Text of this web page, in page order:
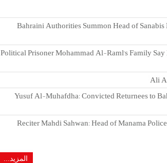
Bahraini Authorities Summon Head of
Political Prisoner Mohammad Al-Raml's Family
Ali
Yusuf Al-Muhafdha: Convicted Returnees to
Reciter Mahdi Sahwan: Head of Manama
المزيد...